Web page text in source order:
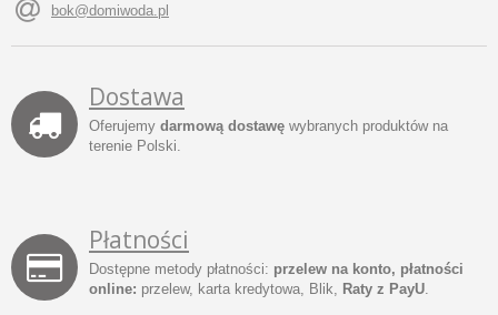
bok@domiwoda.pl
Dostawa
Oferujemy darmową dostawę wybranych produktów na
terenie Polski.
Płatności
Dostępne metody płatności: przelew na konto, płatności
online: przelew, karta kredytowa, Blik, Raty z PayU.